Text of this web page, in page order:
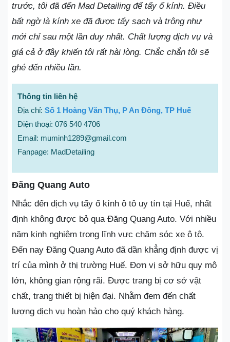
trước, tôi đã đến Mad Detailing để tẩy ố kính. Điều
bất ngờ là kính xe đã được tẩy sạch và trông như
mới chỉ sau một lần duy nhất. Chất lượng dịch vụ và
giá cả ở đây khiến tôi rất hài lòng. Chắc chắn tôi sẽ
ghé đến nhiều lần.
Thông tin liên hệ
Địa chỉ: Số 1 Hoàng Văn Thụ, P An Đông, TP Huế
Điện thoại: 076 540 4706
Email: muminh1289@gmail.com
Fanpage: MadDetailing
Đăng Quang Auto
Nhắc đến dịch vụ tẩy ố kính ô tô uy tín tại Huế, nhất
định không được bỏ qua Đăng Quang Auto. Với nhiều
năm kinh nghiệm trong lĩnh vực chăm sóc xe ô tô.
Đến nay Đăng Quang Auto đã dần khẳng định được vị
trí của mình ở thị trường Huế. Đơn vị sở hữu quy mô
lớn, không gian rộng rãi. Được trang bị cơ sở vật
chất, trang thiết bị hiện đại. Nhằm đem đến chất
lượng dịch vụ hoàn hảo cho quý khách hàng.